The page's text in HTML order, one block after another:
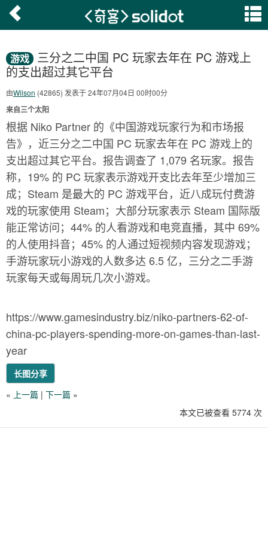
游戏
三分之二中国 PC 玩家去年在 PC 游戏上
的支出超过其它平台
由Wilson (42865) 发表于 24年07月04日 00时00分
来自三个太阳
根据 Niko Partner 的《中国游戏玩家行为和市场报
告》，近三分之二中国 PC 玩家去年在 PC 游戏上的
支出超过其它平台。报告调查了 1,079 名玩家。报告
称，19% 的 PC 玩家表示游戏开支比去年至少增加三
成；Steam 是最大的 PC 游戏平台，近八成玩付费游
戏的玩家使用 Steam；大部分玩家表示 Steam 国际版
能正常访问；44% 的人看游戏和电竞直播，其中 69%
的人使用抖音；45% 的人通过短视频内容发现游戏；
手游玩家玩小游戏的人数多达 6.5 亿，三分之二手游
玩家每天或每周玩几次小游戏。
https://www.gamesindustry.biz/niko-partners-62-of-
china-pc-players-spending-more-on-games-than-last-
year
长图分享
« 上一篇 | 下一篇 »
本文已被查看 5774 次